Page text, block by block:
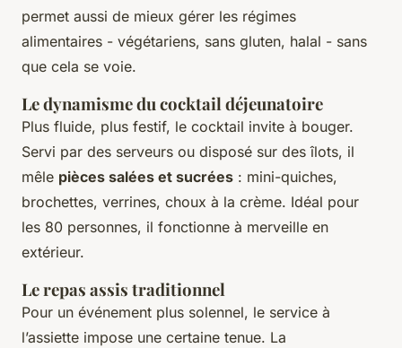
permet aussi de mieux gérer les régimes
alimentaires - végétariens, sans gluten, halal - sans
que cela se voie.
Le dynamisme du cocktail déjeunatoire
Plus fluide, plus festif, le cocktail invite à bouger.
Servi par des serveurs ou disposé sur des îlots, il
mêle pièces salées et sucrées : mini-quiches,
brochettes, verrines, choux à la crème. Idéal pour
les 80 personnes, il fonctionne à merveille en
extérieur.
Le repas assis traditionnel
Pour un événement plus solennel, le service à
l’assiette impose une certaine tenue. La